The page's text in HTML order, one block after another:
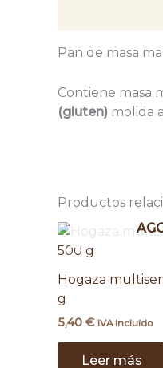
Pan de masa
Contiene masa
(gluten) molida
Productos
Hogaza
g
5,40 € IVA incluido
Leer más